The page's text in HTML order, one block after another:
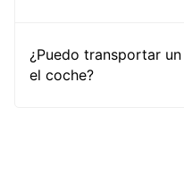
¿Puedo transportar
el coche?